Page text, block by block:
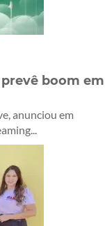
boom em
anunciou em